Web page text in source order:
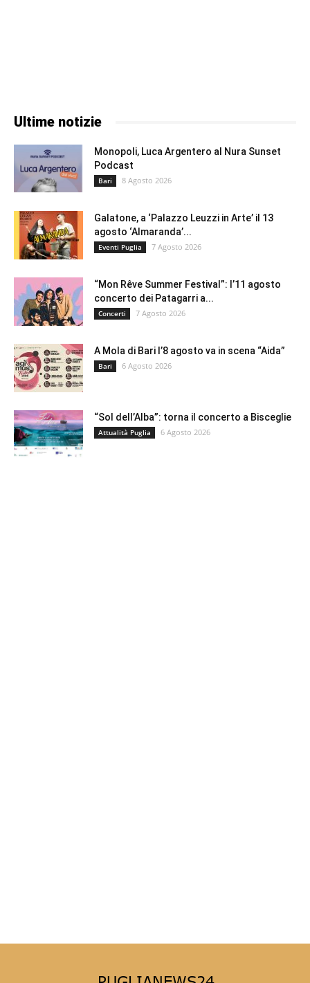
Ultime notizie
Monopoli, Luca Argentero al Nura Sunset
Podcast
Bari 8 Agosto 2026
Galatone, a ‘Palazzo Leuzzi in Arte’ il 13
agosto ‘Almaranda’...
Eventi Puglia 7 Agosto 2026
“Mon Rêve Summer Festival”: l’11 agosto
concerto dei Patagarri a...
Concerti 7 Agosto 2026
A Mola di Bari l’8 agosto va in scena “Aida”
Bari 6 Agosto 2026
“Sol dell’Alba”: torna il concerto a Bisceglie
Attualità Puglia 6 Agosto 2026